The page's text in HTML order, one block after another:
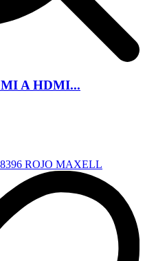
A HDMI...